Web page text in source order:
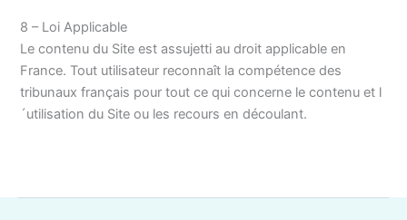
8 – Loi Applicable
Le contenu du Site est assujetti au droit applicable en
France. Tout utilisateur reconnaît la compétence des
tribunaux français pour tout ce qui concerne le contenu et l
´utilisation du Site ou les recours en découlant.